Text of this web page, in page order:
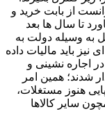
از بابت خرید و
تا سال ها بعد
به وسیله دولت به
باید مالیات داده
اجاره نشینی و
شدند؛ همین امر
هنوز مستغلات،
سایر کالاها